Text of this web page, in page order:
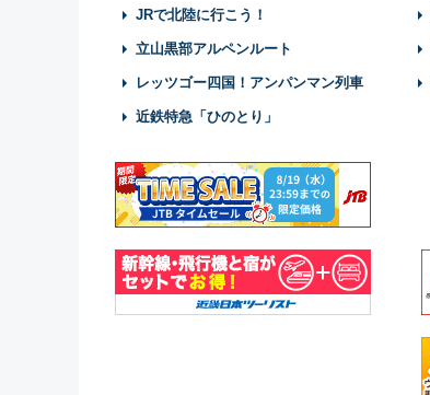
JRで北陸に行こう！
立山黒部アルペンルート
レッツゴー四国！アンパンマン列車
近鉄特急「ひのとり」